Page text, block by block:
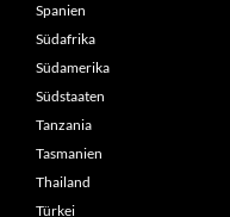
Spanien
Südafrika
Südamerika
Südstaaten
Tanzania
Tasmanien
Thailand
Türkei